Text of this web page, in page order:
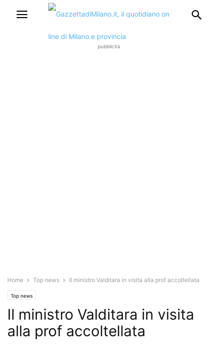
pubblicità
Home Top news Il ministro Valditara in visita alla prof accoltellata
Top news
Il ministro Valditara in visita
alla prof accoltellata